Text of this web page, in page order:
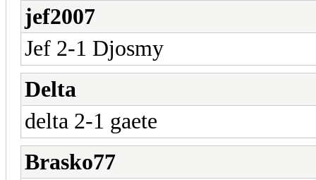
jef2007
Jef 2-1 Djosmy
Delta
delta 2-1 gaete
Brasko77